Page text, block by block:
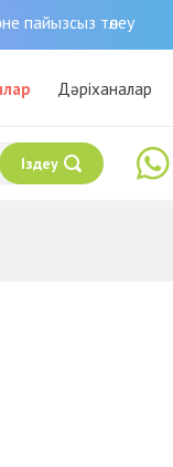
пайызсыз төлеу
Дәріханалар
Іздеу